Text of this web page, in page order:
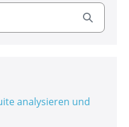
analysieren und